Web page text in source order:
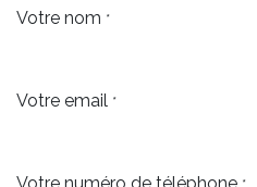
Votre nom *
Votre email *